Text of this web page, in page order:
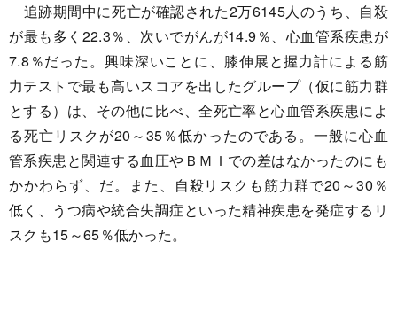
追跡期間中に死亡が確認された2万6145人のうち、自殺
が最も多く22.3％、次いでがんが14.9％、心血管系疾患が
7.8％だった。興味深いことに、膝伸展と握力計による筋
力テストで最も高いスコアを出したグループ（仮に筋力群
とする）は、その他に比べ、全死亡率と心血管系疾患によ
る死亡リスクが20～35％低かったのである。一般に心血
管系疾患と関連する血圧やＢＭＩでの差はなかったのにも
かかわらず、だ。また、自殺リスクも筋力群で20～30％
低く、うつ病や統合失調症といった精神疾患を発症するリ
スクも15～65％低かった。